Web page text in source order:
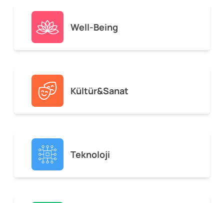
Well-Being
Kültür&Sanat
Teknoloji